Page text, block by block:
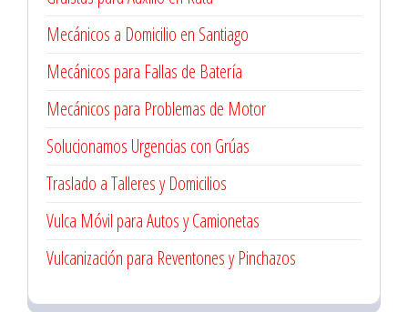
Mecánicos a Domicilio en Santiago
Mecánicos para Fallas de Batería
Mecánicos para Problemas de Motor
Solucionamos Urgencias con Grúas
Traslado a Talleres y Domicilios
Vulca Móvil para Autos y Camionetas
Vulcanización para Reventones y Pinchazos